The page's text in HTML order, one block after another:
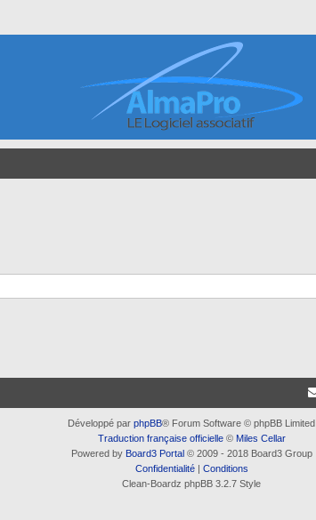
Développé par phpBB® Forum Software © phpBB Limited
Traduction française officielle© Miles Cellar
Powered by Board3 Portal© 2009 - 2018 Board3 Group
Confidentialité| Conditions
Clean-Boardz phpBB 3.2.7 Style